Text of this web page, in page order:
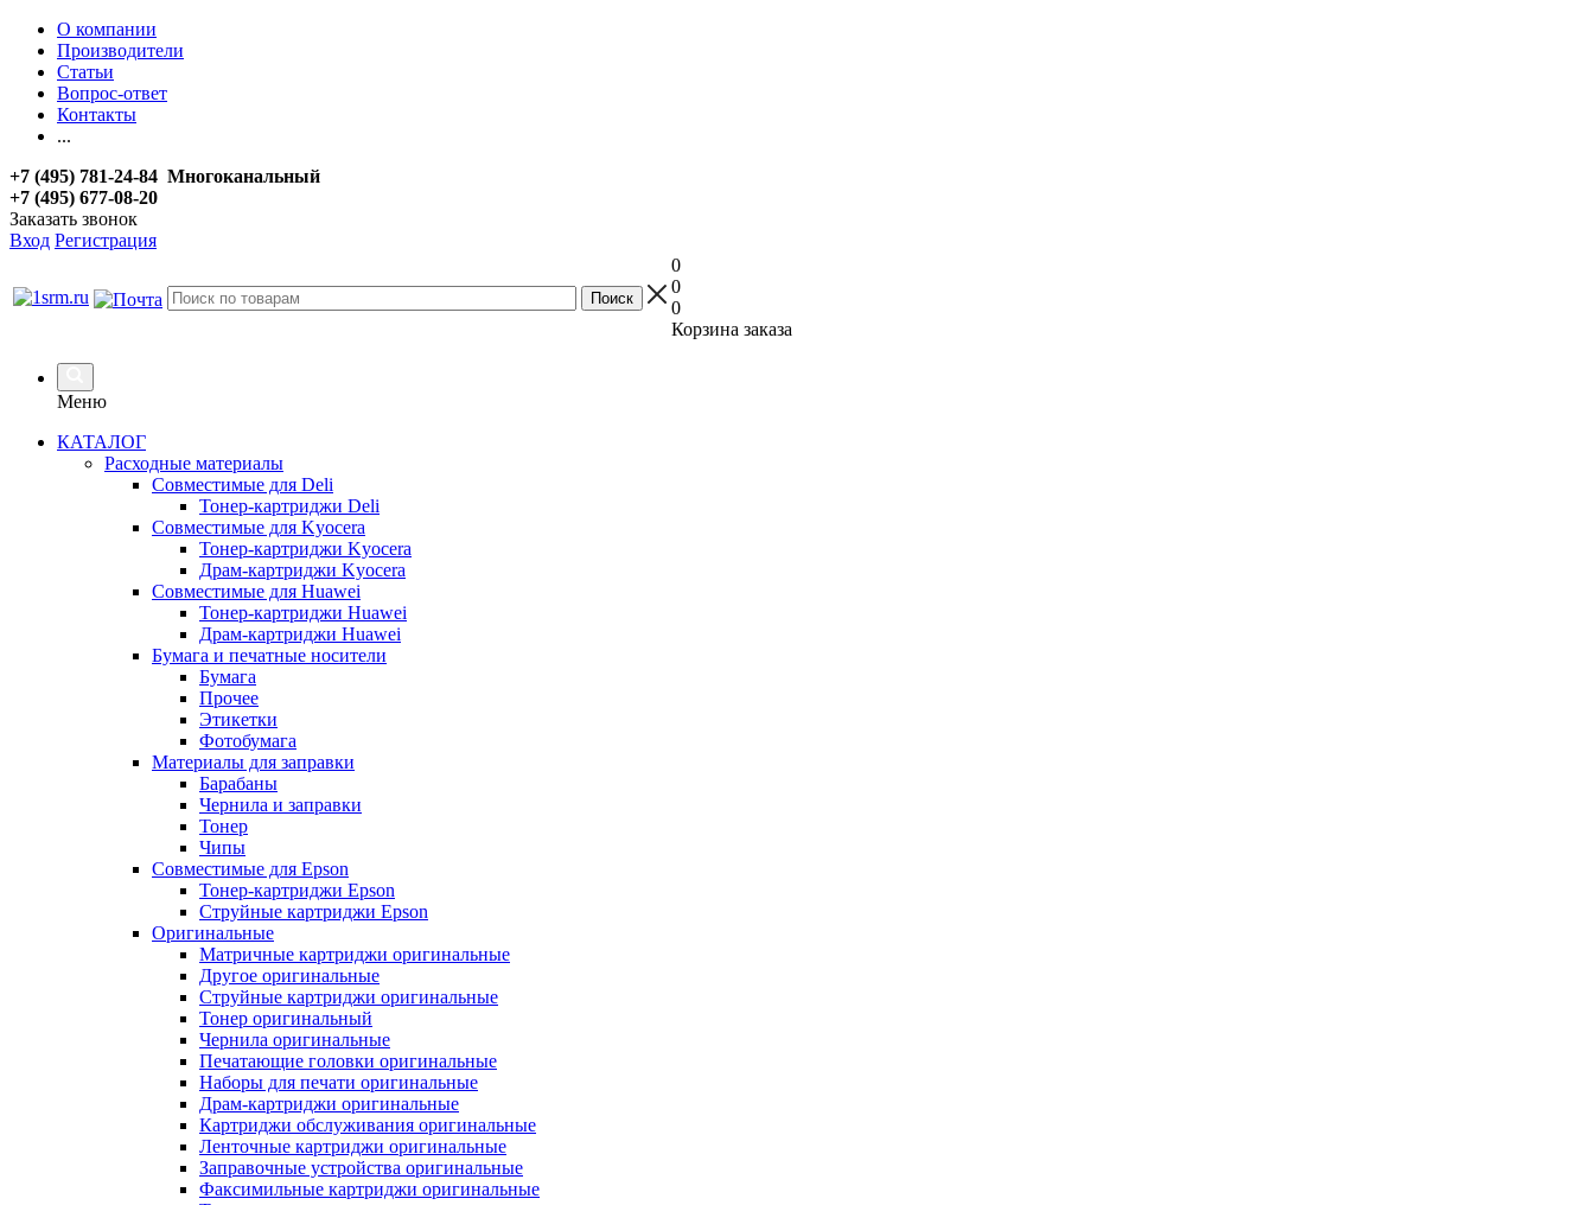
О компании
Производители
Статьи
Вопрос-ответ
Контакты
...
+7 (495) 781-24-84 Многоканальный
+7 (495) 677-08-20
Заказать звонок
Вход Регистрация
0
0
0
Корзина заказа
Меню
КАТАЛОГ
Расходные материалы
Совместимые для Deli
Тонер-картриджи Deli
Совместимые для Kyocera
Тонер-картриджи Kyocera
Драм-картриджи Kyocera
Совместимые для Huawei
Тонер-картриджи Huawei
Драм-картриджи Huawei
Бумага и печатные носители
Бумага
Прочее
Этикетки
Фотобумага
Материалы для заправки
Барабаны
Чернила и заправки
Тонер
Чипы
Совместимые для Epson
Тонер-картриджи Epson
Струйные картриджи Epson
Оригинальные
Матричные картриджи оригинальные
Другое оригинальные
Струйные картриджи оригинальные
Тонер оригинальный
Чернила оригинальные
Печатающие головки оригинальные
Наборы для печати оригинальные
Драм-картриджи оригинальные
Картриджи обслуживания оригинальные
Ленточные картриджи оригинальные
Заправочные устройства оригинальные
Факсимильные картриджи оригинальные